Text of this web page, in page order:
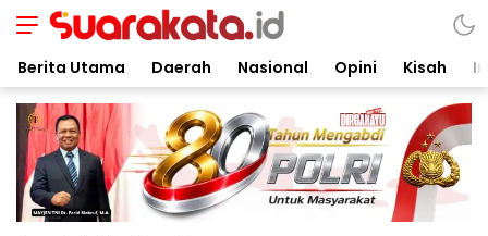
Berita Utama Daerah Nasional Opini Kisah